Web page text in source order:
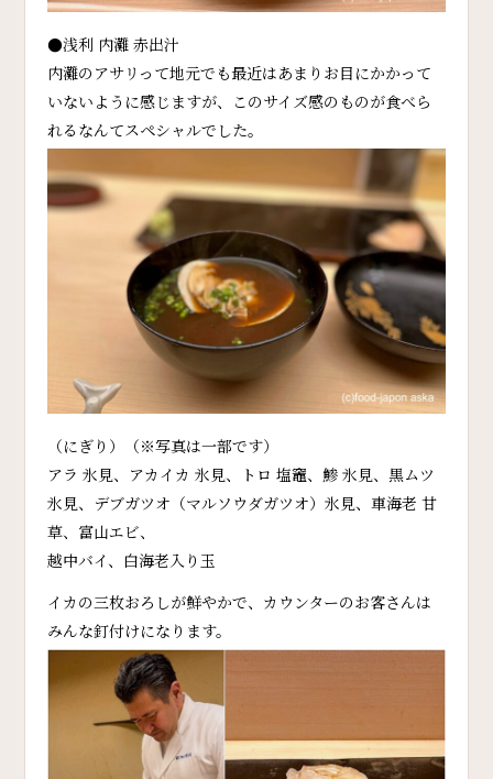
●浅利 内灘 赤出汁
内灘のアサリって地元でも最近はあまりお目にかかって
いないように感じますが、このサイズ感のものが食べら
れるなんてスペシャルでした。
（にぎり）（※写真は一部です）
アラ 氷見、アカイカ 氷見、トロ 塩竈、鯵 氷見、黒ムツ
氷見、デブガツオ（マルソウダガツオ）氷見、車海老 甘
草、富山エビ、
越中バイ、白海老入り玉
イカの三枚おろしが鮮やかで、カウンターのお客さんは
みんな釘付けになります。